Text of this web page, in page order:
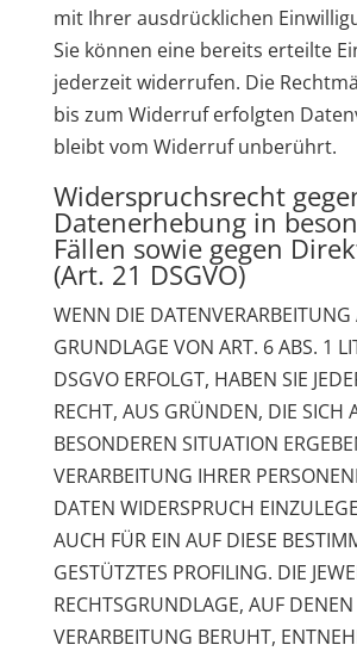
mit Ihrer ausdrücklichen
Sie können eine bereits erteilte
jederzeit widerrufen. Die
bis zum Widerruf erfolgten
bleibt vom Widerruf unberührt.
Widerspruchsrecht
Datenerhebung in
Fällen sowie gegen
(Art. 21 DSGVO)
WENN DIE DATENVERARBEITUNG
GRUNDLAGE VON ART. 6 ABS. 1
DSGVO ERFOLGT, HABEN SIE
RECHT, AUS GRÜNDEN, DIE SICH
BESONDEREN SITUATION
VERARBEITUNG IHRER
DATEN WIDERSPRUCH
AUCH FÜR EIN AUF DIESE
GESTÜTZTES PROFILING. DIE
RECHTSGRUNDLAGE, AUF DENEN
VERARBEITUNG BERUHT,